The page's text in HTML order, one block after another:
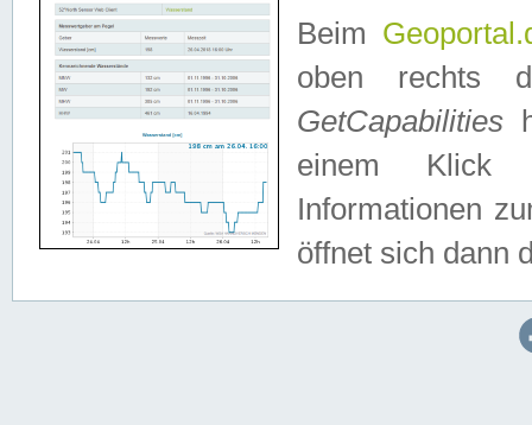
Beim
oben rechts
GetCapabilities
einem Klick
Informationen
öffnet sich dann